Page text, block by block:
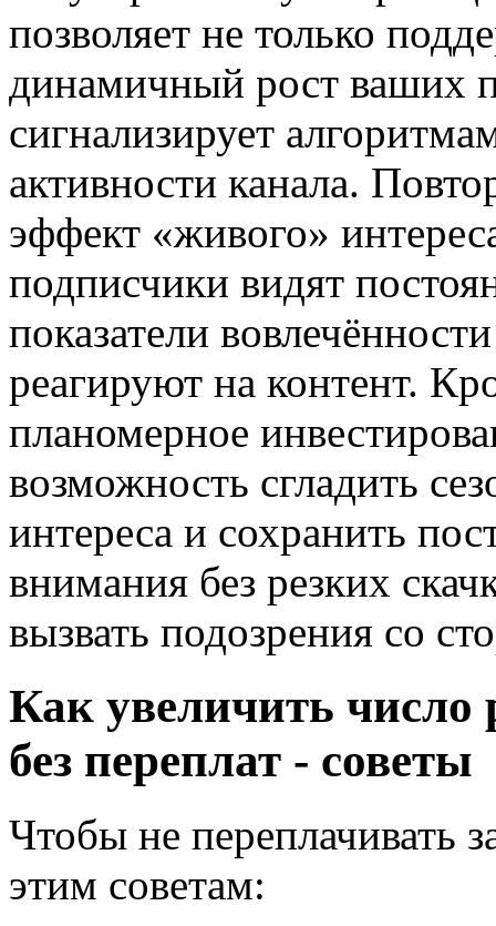
позволяет не только
динамичный рост ваших
сигнализирует
активности канала.
эффект «живого»
подписчики видят
показатели
реагируют на контент.
планомерное
возможность сгладить
интереса и сохранить
внимания без резких
вызвать подозрения со
Как увеличить
без переплат - советы
Чтобы не переплачивать
этим советам: